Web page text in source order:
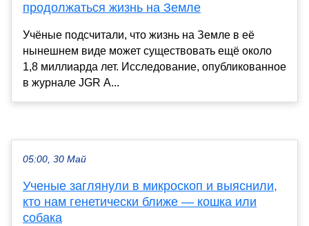
продолжаться жизнь на Земле
Учёные подсчитали, что жизнь на Земле в её
нынешнем виде может существовать ещё около
1,8 миллиарда лет. Исследование, опубликованное
в журнале JGR A...
05:00, 30 Май
Ученые заглянули в микроскоп и выяснили,
кто нам генетически ближе — кошка или
собака